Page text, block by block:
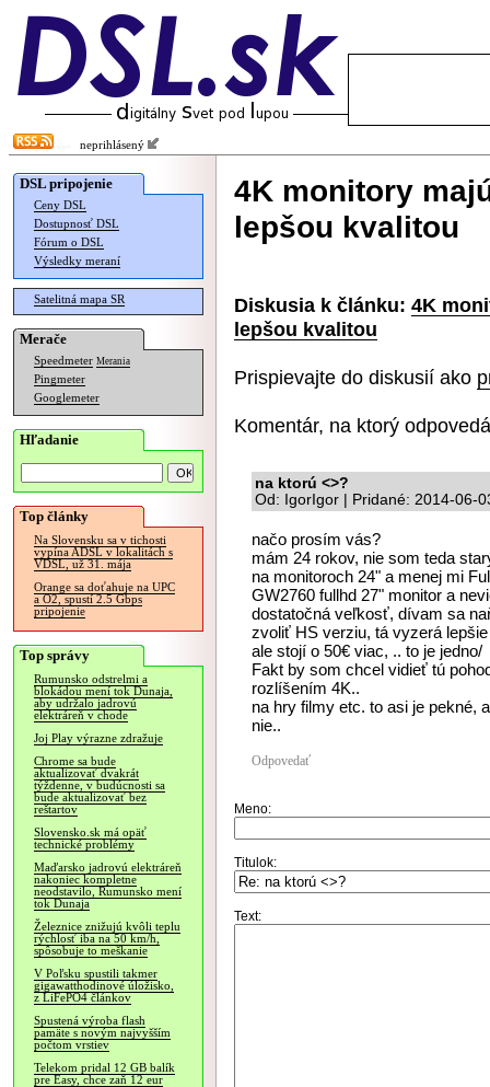
neprihlásený
DSL pripojenie
Ceny DSL
Dostupnosť DSL
Fórum o DSL
Výsledky meraní
Satelitná mapa SR
Merače
Speedmeter Merania
Pingmeter
Googlemeter
Hľadanie
Top články
Na Slovensku sa v tichosti
vypína ADSL v lokalitách s
VDSL, už 31. mája
Orange sa doťahuje na UPC
a O2, spustí 2.5 Gbps
pripojenie
Top správy
Rumunsko odstrelmi a
blokádou mení tok Dunaja,
aby udržalo jadrovú
elektráreň v chode
Joj Play výrazne zdražuje
Chrome sa bude
aktualizovať dvakrát
týždenne, v budúcnosti sa
bude aktualizovať bez
reštartov
Slovensko.sk má opäť
technické problémy
Maďarsko jadrovú elektráreň
nakoniec kompletne
neodstavilo, Rumunsko mení
tok Dunaja
Železnice znižujú kvôli teplu
rýchlosť iba na 50 km/h,
spôsobuje to meškanie
V Poľsku spustili takmer
gigawatthodinové úložisko,
z LiFePO4 článkov
Spustená výroba flash
pamäte s novým najvyšším
počtom vrstiev
Telekom pridal 12 GB balík
pre Easy, chce zaň 12 eur
4K monitory
lepšou kvalitou
Diskusia k článku: 4K
lepšou kvalitou
Prispievajte do diskusií ako
Komentár, na ktorý
na ktorú <>?
Od: IgorIgor | Pridané: 2014-06-
načo prosím vás?
mám 24 rokov, nie som teda
na monitoroch 24" a menej mi
GW2760 fullhd 27" monitor a
dostatočná veľkosť, dívam sa
zvoliť HS verziu, tá vyzerá
ale stojí o 50€ viac, .. to je jedno/
Fakt by som chcel vidieť tú
rozlíšením 4K..
na hry filmy etc. to asi je pekné,
nie..
Odpovedať
Meno:
Titulok:
Text: